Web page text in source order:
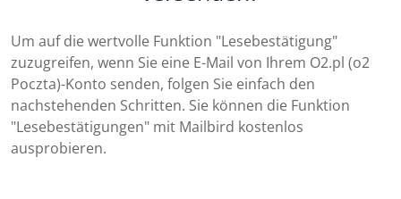
Um auf die wertvolle Funktion "Lesebestätigung"
zuzugreifen, wenn Sie eine E-Mail von Ihrem O2.pl (o2
Poczta)-Konto senden, folgen Sie einfach den
nachstehenden Schritten. Sie können die Funktion
"Lesebestätigungen" mit Mailbird kostenlos
ausprobieren.